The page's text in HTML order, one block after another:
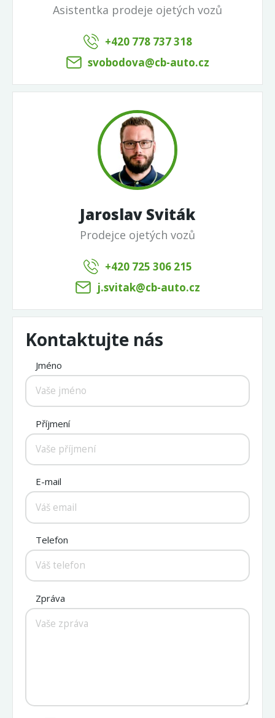
Asistentka prodeje ojetých vozů
+420 778 737 318
svobodova@cb-auto.cz
Jaroslav Sviták
Prodejce ojetých vozů
+420 725 306 215
j.svitak@cb-auto.cz
Kontaktujte nás
Jméno
Příjmení
E-mail
Telefon
Zpráva